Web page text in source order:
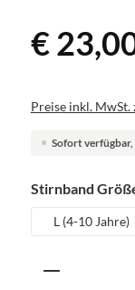
€
Preise inkl. MwSt.
Sofort verfügbar,
Stirnband
L (4-10 Jahre)
Produkt